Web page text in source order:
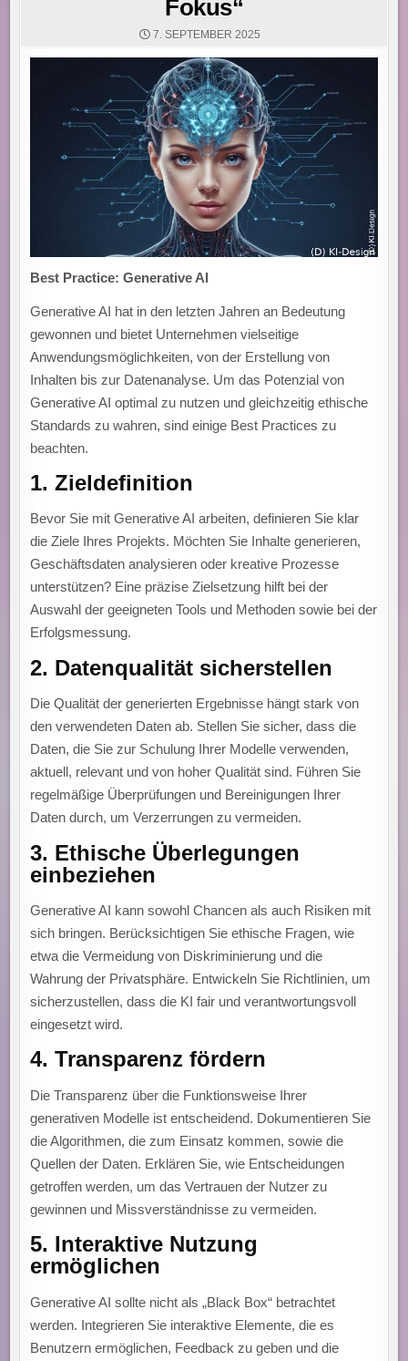
Fokus“
7. SEPTEMBER 2025
Best Practice: Generative AI
Generative AI hat in den letzten Jahren an Bedeutung
gewonnen und bietet Unternehmen vielseitige
Anwendungsmöglichkeiten, von der Erstellung von
Inhalten bis zur Datenanalyse. Um das Potenzial von
Generative AI optimal zu nutzen und gleichzeitig ethische
Standards zu wahren, sind einige Best Practices zu
beachten.
1.Zieldefinition
Bevor Sie mit Generative AI arbeiten, definieren Sie klar
die Ziele Ihres Projekts. Möchten Sie Inhalte generieren,
Geschäftsdaten analysieren oder kreative Prozesse
unterstützen? Eine präzise Zielsetzung hilft bei der
Auswahl der geeigneten Tools und Methoden sowie bei der
Erfolgsmessung.
2. Datenqualität sicherstellen
Die Qualität der generierten Ergebnisse hängt stark von
den verwendeten Daten ab. Stellen Sie sicher, dass die
Daten, die Sie zur Schulung Ihrer Modelle verwenden,
aktuell, relevant und von hoher Qualität sind. Führen Sie
regelmäßige Überprüfungen und Bereinigungen Ihrer
Daten durch, um Verzerrungen zu vermeiden.
3. Ethische Überlegungen
einbeziehen
Generative AI kann sowohl Chancen als auch Risiken mit
sich bringen. Berücksichtigen Sie ethische Fragen, wie
etwa die Vermeidung von Diskriminierung und die
Wahrung der Privatsphäre. Entwickeln Sie Richtlinien, um
sicherzustellen, dass die KI fair und verantwortungsvoll
eingesetzt wird.
4.Transparenz fördern
Die Transparenz über die Funktionsweise Ihrer
generativen Modelle ist entscheidend. Dokumentieren Sie
die Algorithmen, die zum Einsatz kommen, sowie die
Quellen der Daten. Erklären Sie, wie Entscheidungen
getroffen werden, um das Vertrauen der Nutzer zu
gewinnen und Missverständnisse zu vermeiden.
5. Interaktive Nutzung
ermöglichen
Generative AI sollte nicht als „Black Box“ betrachtet
werden. Integrieren Sie interaktive Elemente, die es
Benutzern ermöglichen, Feedback zu geben und die